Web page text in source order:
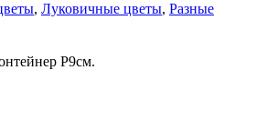
, Луковичные цветы, Разные
Р9см.